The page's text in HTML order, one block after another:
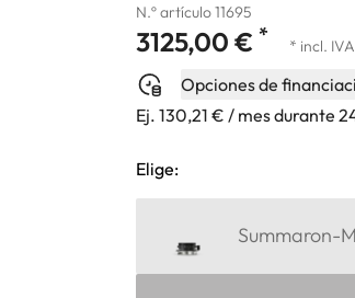
N.º artículo 11695
3125,00 € * * incl. IVA
Opciones de
Ej. 130,21 € / mes durante
Elige:
Summaron-